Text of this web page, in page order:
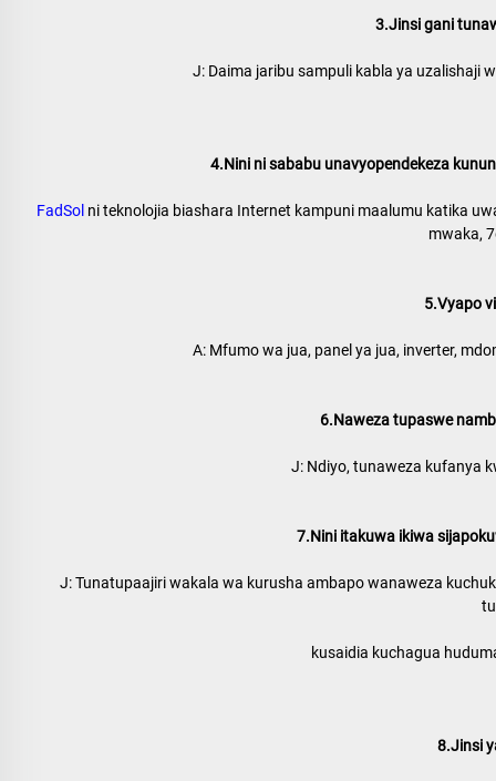
3.Jinsi gani
J: Daima jaribu sampuli kabla ya uzalishaji
4.Nini ni sababu unavyopendekeza
FadSol ni teknolojia biashara Internet kampuni maalumu katika
mwaka,
5.Vyapo
A: Mfumo wa jua, panel ya jua, inverter,
6.Naweza tupaswe
J: Ndiyo, tunaweza kufanya
7.Nini itakuwa ikiwa
J: Tunatupaajiri wakala wa kurusha ambapo wanaweza
kusaidia kuchagua
8.Jinsi